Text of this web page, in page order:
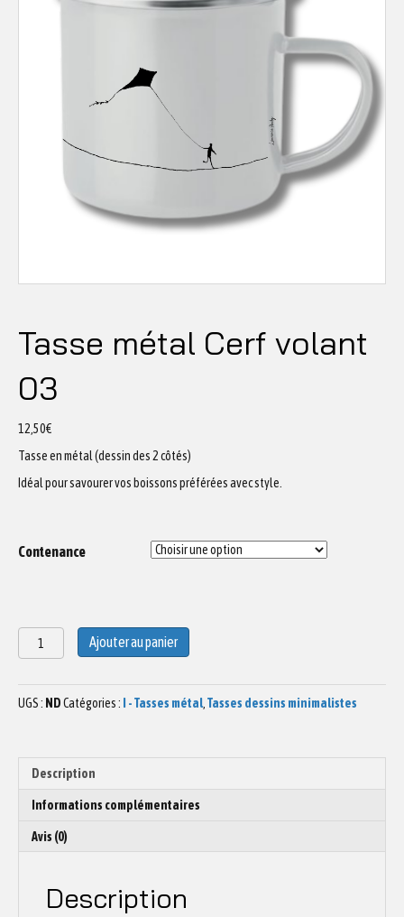
Tasse métal Cerf volant
03
12,50€
Tasse en métal (dessin des 2 côtés)
Idéal pour savourer vos boissons préférées avec style.
Contenance
quantité
de
métal
Cerf
Ajouter au panier
UGS : NDCatégories : I - Tasses métal,Tasses dessins minimalistes
Description
Informations complémentaires
Avis (0)
Description